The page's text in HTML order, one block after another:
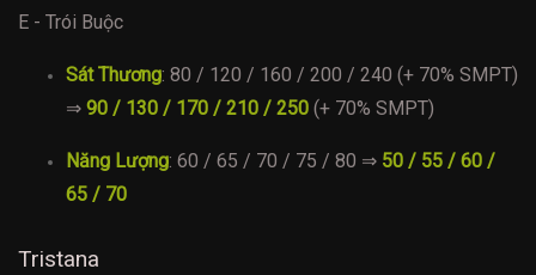
E - Trói Buộc
Sát Thương: 80 / 120 / 160 / 200 / 240 (+ 70% SMPT)
⇒ 90 / 130 / 170 / 210 / 250 (+ 70% SMPT)
Năng Lượng: 60 / 65 / 70 / 75 / 80 ⇒ 50 / 55 / 60 /
65 / 70
Tristana